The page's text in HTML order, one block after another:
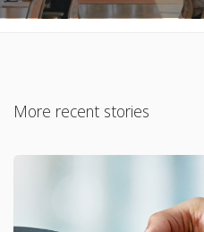
More recent stories